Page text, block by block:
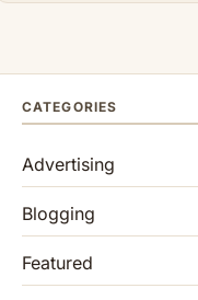
CATEGORIES
Advertising
Blogging
Featured